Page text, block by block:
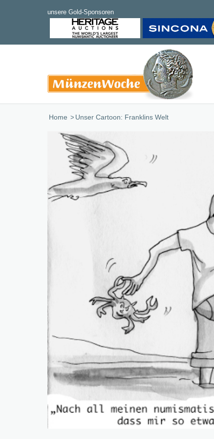
Home /Unser Cartoon: Franklins Welt